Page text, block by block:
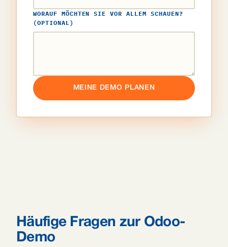
WORAUF MÖCHTEN SIE VOR ALLEM SCHAUEN?
(OPTIONAL)
MEINE DEMO PLANEN
Häufige Fragen zur Odoo-
Demo